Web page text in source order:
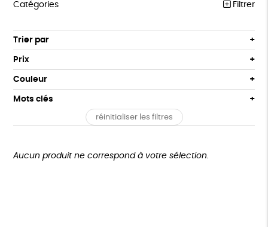
Catégories Filtrer
VÊTEMENTS
BIJOUX
BIEN-ÊTRE
ÉPICERIE
PAPETERIE
Trier par
Par défaut
Popularité
Prix : du - cher au + cher
Prix : du + cher au - cher
Prix
Tous
0 € - 50 €
Plus de 200€
Couleur
Orange
Mots clés
Fabriqué en Europe Fabriqué en France
réinitialiser les filtres
Aucun produit ne correspond à votre sélection.